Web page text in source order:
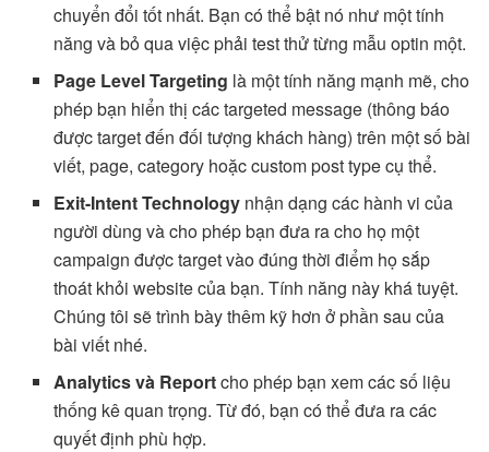
chuyển đổi tốt nhất. Bạn có thể bật nó như một tính
năng và bỏ qua việc phải test thử từng mẫu optin một.
Page Level Targeting là một tính năng mạnh mẽ, cho
phép bạn hiển thị các targeted message (thông báo
được target đến đối tượng khách hàng) trên một số bài
viết, page, category hoặc custom post type cụ thể.
Exit-Intent Technology nhận dạng các hành vi của
người dùng và cho phép bạn đưa ra cho họ một
campaign được target vào đúng thời điểm họ sắp
thoát khỏi website của bạn. Tính năng này khá tuyệt.
Chúng tôi sẽ trình bày thêm kỹ hơn ở phần sau của
bài viết nhé.
Analytics và Reportcho phép bạn xem các số liệu
thống kê quan trọng. Từ đó, bạn có thể đưa ra các
quyết định phù hợp.